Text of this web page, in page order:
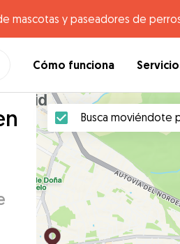
mascotas y paseadores de
Cómo funciona
Busca moviéndote